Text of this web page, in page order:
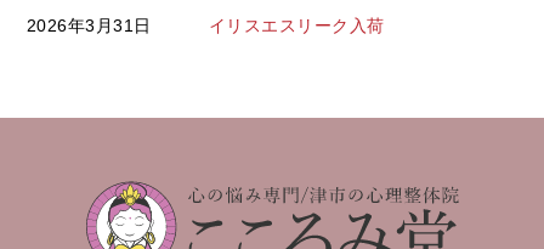
2026年3月31日 イリスエスリーク入荷